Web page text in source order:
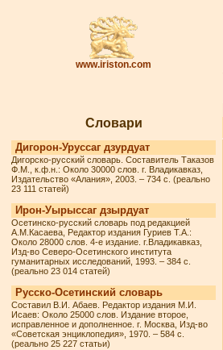
www.iriston.com
Словари
Дигорон-Уруссаг дзурдуат
Дигорско-русский словарь. Составитель Таказов
Ф.М., к.ф.н.: Около 30000 слов. г. Владикавказ,
Издательство «Алания», 2003. – 734 с. (реально
23 111 статей)
Ирон-Уырыссаг дзырдуат
Осетинско-русский словарь под редакцией
А.М.Касаева, Редактор издания Гуриев Т.А.:
Около 28000 слов. 4-е издание. г.Владикавказ,
Изд-во Северо-Осетинского института
гуманитарных исследований, 1993. – 384 с.
(реально 23 014 статей)
Русско-Осетинский словарь
Составил В.И. Абаев. Редактор издания М.И.
Исаев: Около 25000 слов. Издание второе,
исправленное и дополненное. г. Москва, Изд-во
«Советская энциклопедия», 1970. – 584 с.
(реально 25 227 статьи)